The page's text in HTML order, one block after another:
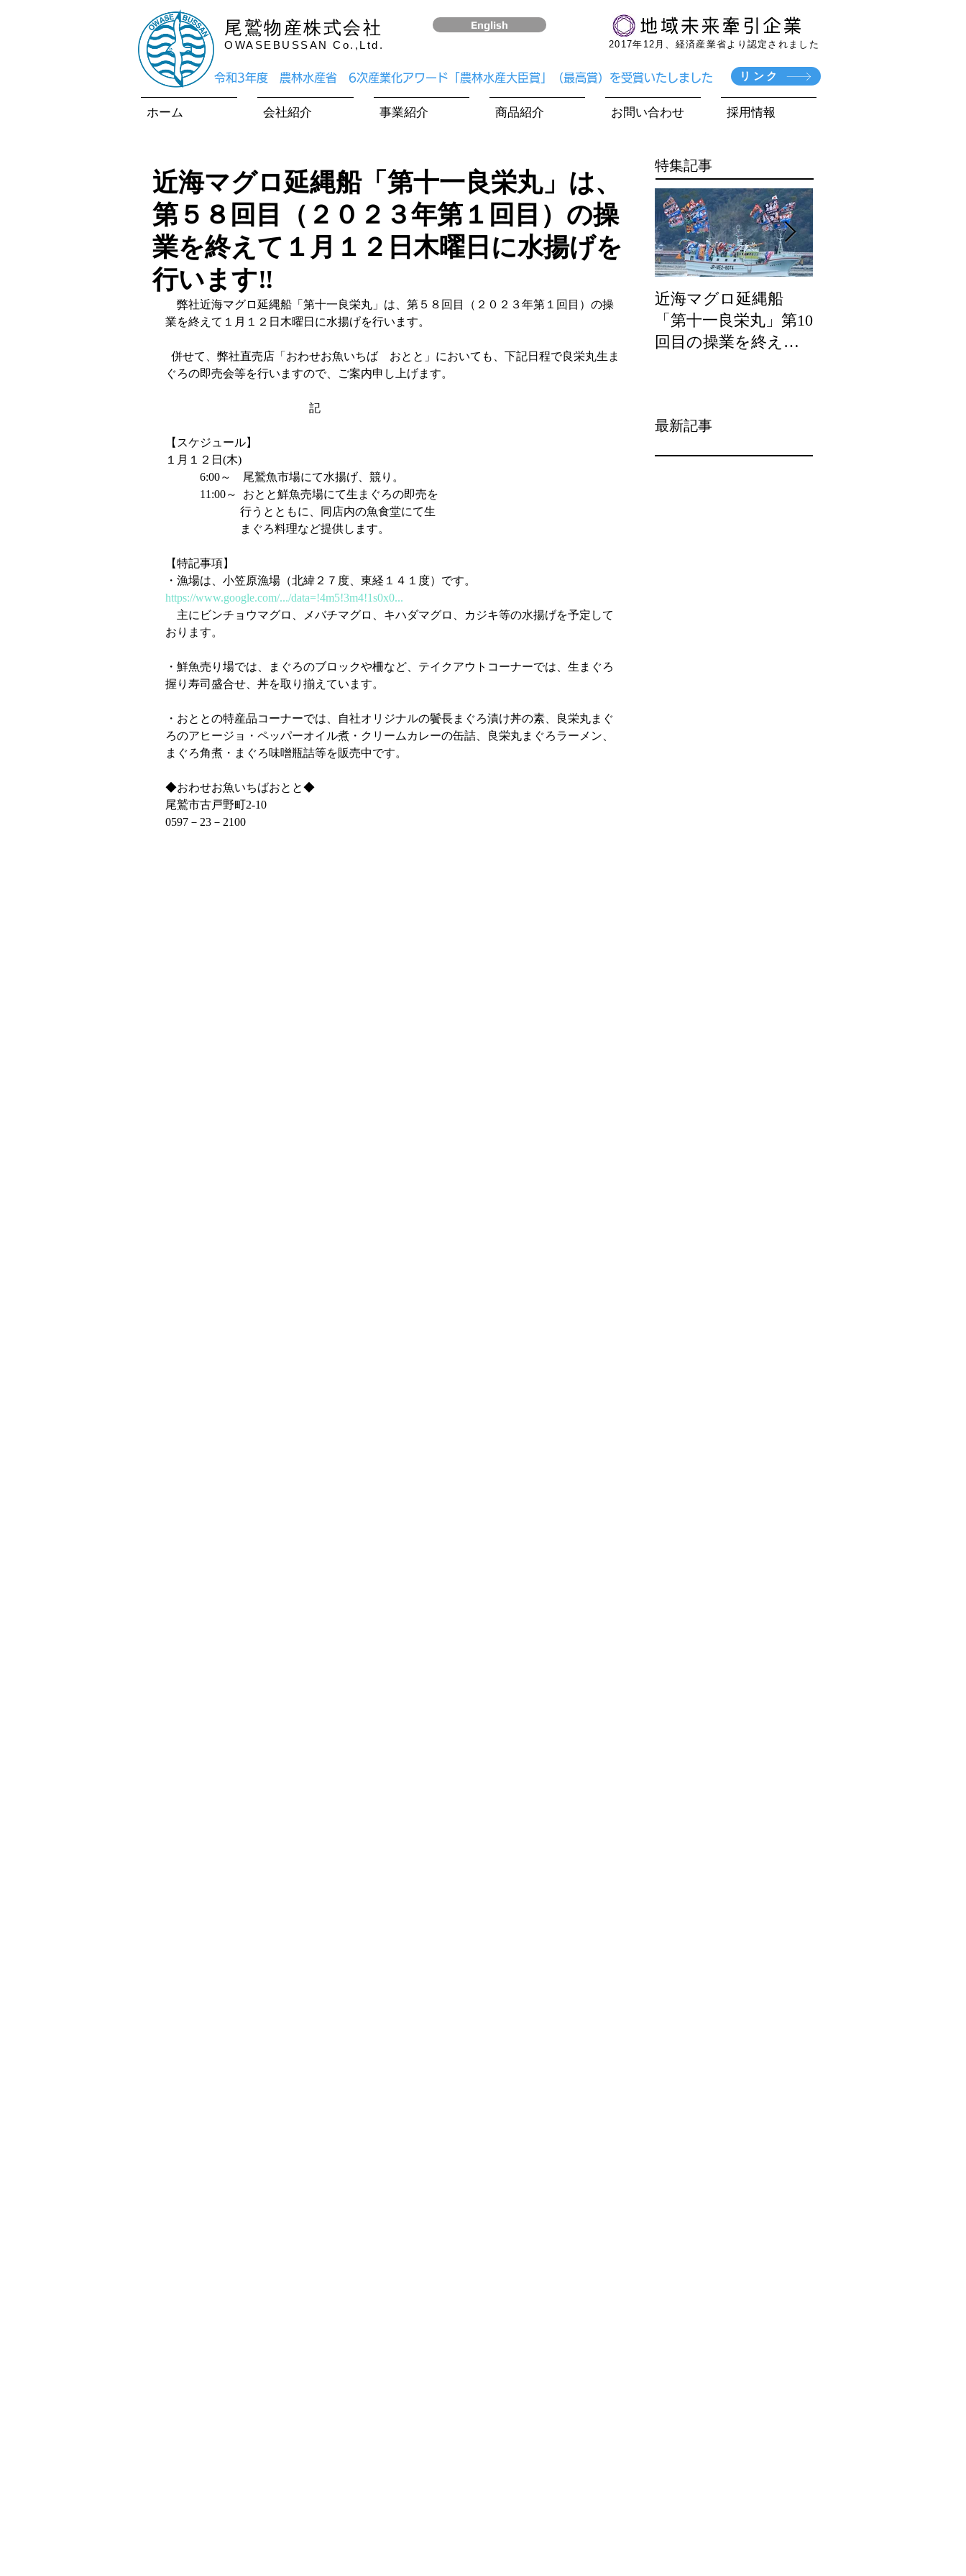
尾鷲物産株式会社
OWASEBUSSAN Co.,Ltd.
English
​2017年12月、経済産業省より認定されました
​令和3年度 農林水産省 6次産業化アワード「農林水産大臣賞」（最高賞）を受賞いたしました リンク
ホーム 会社紹介 事業紹介 商品紹介 お問い合わせ 採用情報
近海マグロ延縄船「第十一良栄丸」は、
第５８回目（２０２３年第１回目）の操
業を終えて１月１２日木曜日に水揚げを
行います‼
弊社近海マグロ延縄船「第十一良栄丸」は、第５８回目（２０２３年第１回目）の操
業を終えて１月１２日木曜日に水揚げを行います。
ぐろの即売会等を行いますので、ご案内申し上げます。
                                              　記
【スケジュール】
１月１２日(木)
            6:00～    尾鷲魚市場にて水揚げ、競り。
            11:00～  おとと鮮魚売場にて生まぐろの即売を
                          行うとともに、同店内の魚食堂にて生
                          まぐろ料理など提供します。
【特記事項】
・漁場は、小笠原漁場（北緯２７度、東経１４１度）です。
https://www.google.com/.../data=!4m5!3m4!1s0x0...
主にビンチョウマグロ、メバチマグロ、キハダマグロ、カジキ等の水揚げを予定して
おります。
・鮮魚売り場では、まぐろのブロックや柵など、テイクアウトコーナーでは、生まぐろ
握り寿司盛合せ、丼を取り揃えています。
・おととの特産品コーナーでは、自社オリジナルの鬢長まぐろ漬け丼の素、良栄丸まぐ
ろのアヒージョ・ペッパーオイル煮・クリームカレーの缶詰、良栄丸まぐろラーメン、
まぐろ角煮・まぐろ味噌瓶詰等を販売中です。
◆おわせお魚いちばおとと◆
尾鷲市古戸野町2‐10
0597－23－2100
特集記事
近海マグロ延縄船
「第十一良栄丸」第10
回目の操業を終え
最新記事